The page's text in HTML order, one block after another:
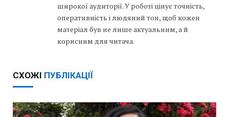
широкої аудиторії. У роботі цінує точність,
оперативність і людяний тон, щоб кожен
матеріал був не лише актуальним, а й
корисним для читача.
СХОЖІ ПУБЛІКАЦІЇ